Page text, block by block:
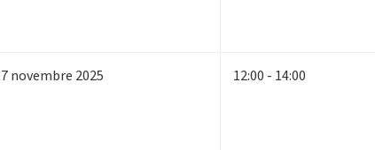
novembre 2025 12:00 - 14:00